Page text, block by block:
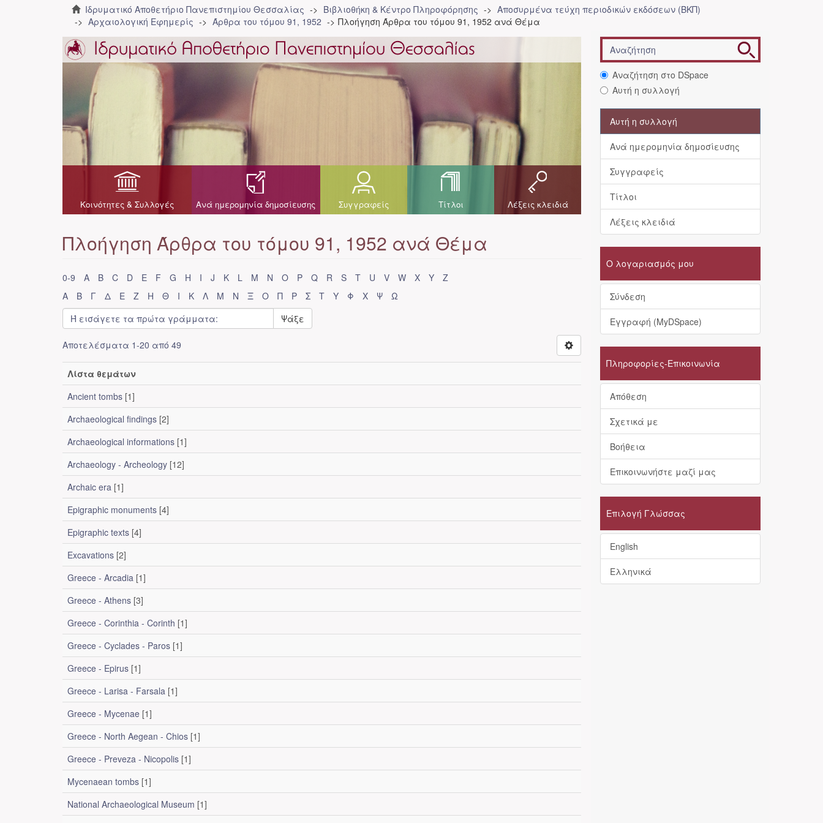
Ιδρυματικό Αποθετήριο Πανεπιστημίου Θεσσαλίας Βιβλιοθήκη & Κέντρο Πληροφόρησης
Αποσυρμένα τεύχη περιοδικών εκδόσεων (ΒΚΠ)
Αρχαιολογική Εφημερίς
Άρθρα του τόμου 91, 1952 Πλοήγηση Άρθρα του τόμου 91, 1952 ανά Θέμα
Κοινότητες & Συλλογές Ανά ημερομηνία δημοσίευσης Συγγραφείς Τίτλοι Λέξεις κλειδιά
Πλοήγηση Άρθρα του τόμου 91, 1952 ανά Θέμα
0-9 A B C D E F G H I J K L M N O P Q R S T U V W X Y
Z
Α
Β Γ Δ Ε Ζ Η Θ Ι Κ Λ Μ Ν Ξ Ο Π Ρ Σ Τ Υ Φ Χ Ψ
Ω
Ψάξε
Αποτελέσματα 1-20 από 49
Λίστα θεμάτων
Ancient tombs [1]
Archaeological findings [2]
Archaeological informations [1]
Archaeology - Archeology [12]
Archaic era [1]
Epigraphic monuments [4]
Epigraphic texts [4]
Excavations [2]
Greece - Arcadia [1]
Greece - Athens [3]
Greece - Corinthia - Corinth [1]
Greece - Cyclades - Paros [1]
Greece - Epirus [1]
Greece - Larisa - Farsala [1]
Greece - Mycenae [1]
Greece - North Aegean - Chios [1]
Greece - Preveza - Nicopolis [1]
Mycenaean tombs [1]
National Archaeological Museum [1]
Αναζήτηση στο DSpace
Αυτή η συλλογή
Αυτή η συλλογή
Ανά ημερομηνία δημοσίευσης
Συγγραφείς
Τίτλοι
Λέξεις κλειδιά
Ο λογαριασμός μου
Σύνδεση
Εγγραφή (MyDSpace)
Πληροφορίες-Επικοινωνία
Απόθεση
Σχετικά με
Βοήθεια
Επικοινωνήστε μαζί μας
Επιλογή Γλώσσας
English
Ελληνικά